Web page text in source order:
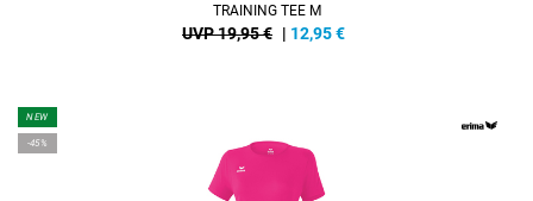
TRAINING TEE M
UVP 19,95 € | 12,95€
NEW
-45%